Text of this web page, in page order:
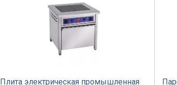
Плита электрическая промышленная